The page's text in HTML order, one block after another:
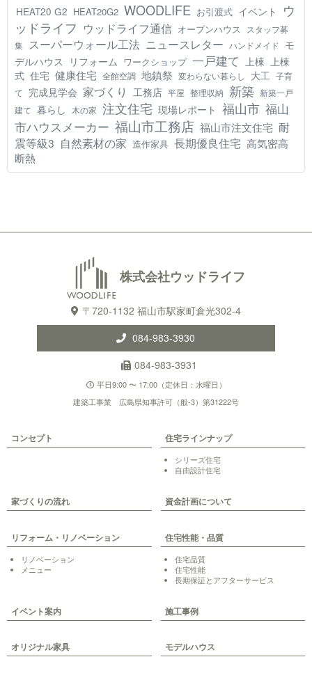
HEAT20 G2 HEAT20G2 WOODLIFE お引渡式 イベント
ウ
ッドライフ ウッドライフ通信 オープンハウス
スタッフ募
集 スーパーウォール工法 ニュースレター ハンドメイド モ
デルハウス
リフォーム ワークショップ 一戸建て 上棟 上棟
式 住宅 健康住宅 全館空調 地鎮祭 変わらない暮らし 大工 子育
て 完成見学会 家づくり 工務店 平屋 整理収納 新築 新築一戸
建て 暮らし 木の家 注文住宅 現場レポート 福山市 福山
市ハウスメーカー 福山市工務店 福山市注文住宅 耐
震等級3 自然素材の家 造作家具 長期優良住宅 高気密高
断熱
株式会社ウッドライフ
〒720-1132 福山市駅家町倉光302-4
084-983-3930
084-983-3931
平日9:00 〜 17:00（定休日：水曜日）
建築工事業 広島県知事許可（般-3）第31222号
コンセプト 住宅ラインナップ
シリーズ住宅
自由設計住宅
家づくりの流れ 資金計画について
リフォーム・リノベーション
リノベーション
メニュー
住宅性能・品質
住宅品質
住宅性能
長期保証とアフターサービス
イベント案内 施工事例
オリジナル家具 モデルハウス